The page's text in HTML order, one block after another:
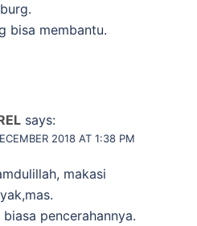
bisa membantu.
says:
2018 AT 1:38 PM
makasi
biasa pencerahannya.